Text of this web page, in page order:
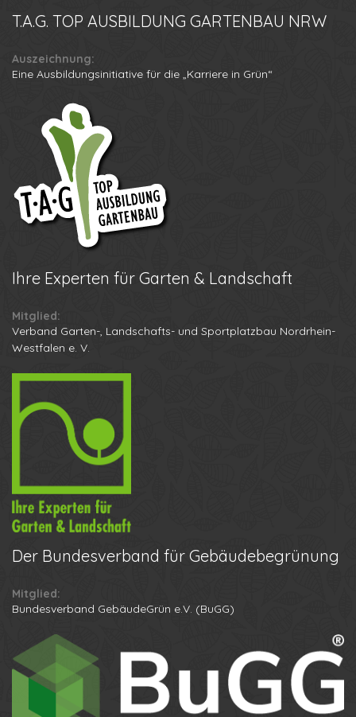
T.A.G. TOP AUSBILDUNG GARTENBAU NRW
Auszeichnung:
Eine Ausbildungsinitiative für die „Karriere in Grün“
Ihre Experten für Garten & Landschaft
Mitglied:
Verband Garten-, Landschafts- und Sportplatzbau Nordrhein-
Westfalen e. V.
Der Bundesverband für Gebäudebegrünung
Mitglied:
Bundesverband GebäudeGrün e.V. (BuGG)
Datenschutzbestimmungen Anton